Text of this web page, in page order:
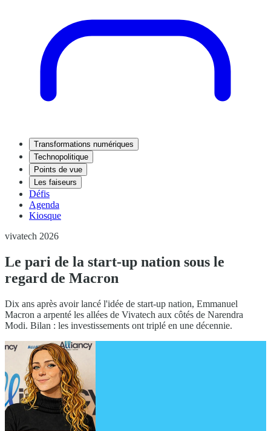
Transformations numériques
Technopolitique
Points de vue
Les faiseurs
Défis
Agenda
Kiosque
vivatech 2026
Le pari de la start-up nation sous le
regard de Macron
Dix ans après avoir lancé l'idée de start-up nation, Emmanuel
Macron a arpenté les allées de Vivatech aux côtés de Narendra
Modi. Bilan : les investissements ont triplé en une décennie.